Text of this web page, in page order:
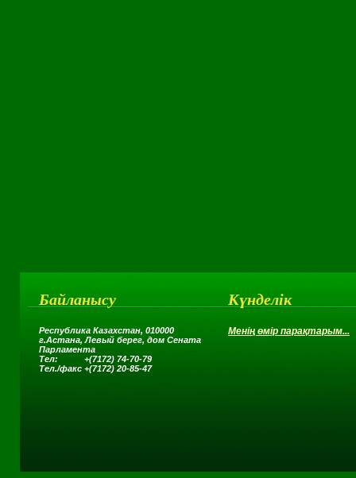
Байланысу
Республика Казахстан, 010000
г.Астана, Левый берег, дом Сената
Парламента
Тел: +(7172) 74-70-79
Тел./факс +(7172) 20-85-47
Күнделік
Менің өмір парақтарым...